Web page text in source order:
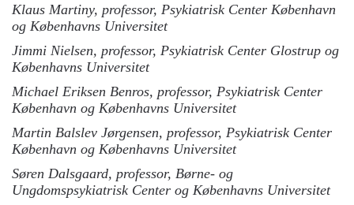
Klaus Martiny, professor, Psykiatrisk Center København
og Københavns Universitet
Jimmi Nielsen, professor, Psykiatrisk Center Glostrup og
Københavns Universitet
Michael Eriksen Benros, professor, Psykiatrisk Center
København og Københavns Universitet
Martin Balslev Jørgensen, professor, Psykiatrisk Center
København og Københavns Universitet
Søren Dalsgaard, professor, Børne- og
Ungdomspsykiatrisk Center og Københavns Universitet